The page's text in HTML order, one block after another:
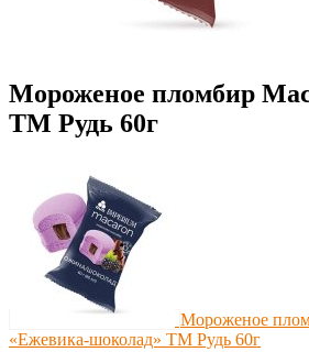
Мороженое пломбир
ТМ Рудь 60г
Мороженое
«Ежевика-шоколад» ТМ Рудь 60г